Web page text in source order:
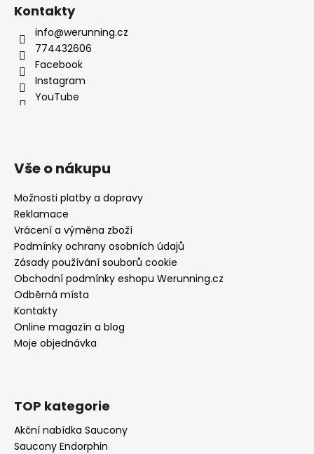
Kontakty
info@werunning.cz
774432606
Facebook
Instagram
YouTube
Vše o nákupu
Možnosti platby a dopravy
Reklamace
Vrácení a výměna zboží
Podmínky ochrany osobních údajů
Zásady používání souborů cookie
Obchodní podmínky eshopu Werunning.cz
Odběrná místa
Kontakty
Online magazín a blog
Moje objednávka
TOP kategorie
Akční nabídka Saucony
Saucony Endorphin